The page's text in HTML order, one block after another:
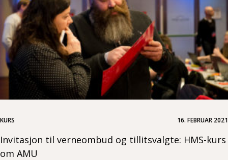
KURS 16. FEBRUAR 2021
Invitasjon til verneombud og tillitsvalgte: HMS-kurs
om AMU